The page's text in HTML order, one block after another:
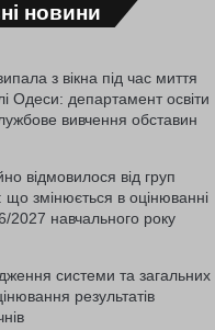
новини
з вікна під час миття
Одеси: департамент освіти
вивчення обставин
відмовилося від груп
що змінюється в оцінюванні
2027 навчального року
системи та загальних
результатів